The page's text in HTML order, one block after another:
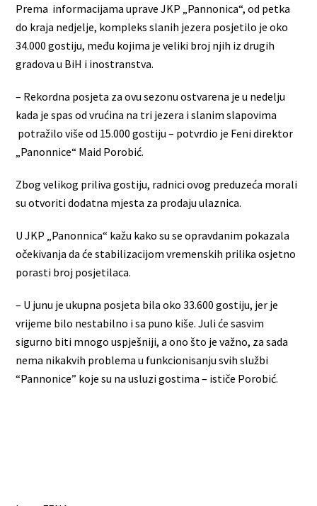
Prema informacijama uprave JKP „Pannonica“, od petka
do kraja nedjelje, kompleks slanih jezera posjetilo je oko
34.000 gostiju, među kojima je veliki broj njih iz drugih
gradova u BiH i inostranstva.
– Rekordna posjeta za ovu sezonu ostvarena je u nedelju
kada je spas od vrućina na tri jezera i slanim slapovima
potražilo više od 15.000 gostiju – potvrdio je Feni direktor
„Panonnice“ Maid Porobić.
Zbog velikog priliva gostiju, radnici ovog preduzeća morali
su otvoriti dodatna mjesta za prodaju ulaznica.
U JKP „Panonnica“ kažu kako su se opravdanim pokazala
očekivanja da će stabilizacijom vremenskih prilika osjetno
porasti broj posjetilaca.
– U junu je ukupna posjeta bila oko 33.600 gostiju, jer je
vrijeme bilo nestabilno i sa puno kiše. Juli će sasvim
sigurno biti mnogo uspješniji, a ono što je važno, za sada
nema nikakvih problema u funkcionisanju svih službi
“Pannonice” koje su na usluzi gostima – ističe Porobić.